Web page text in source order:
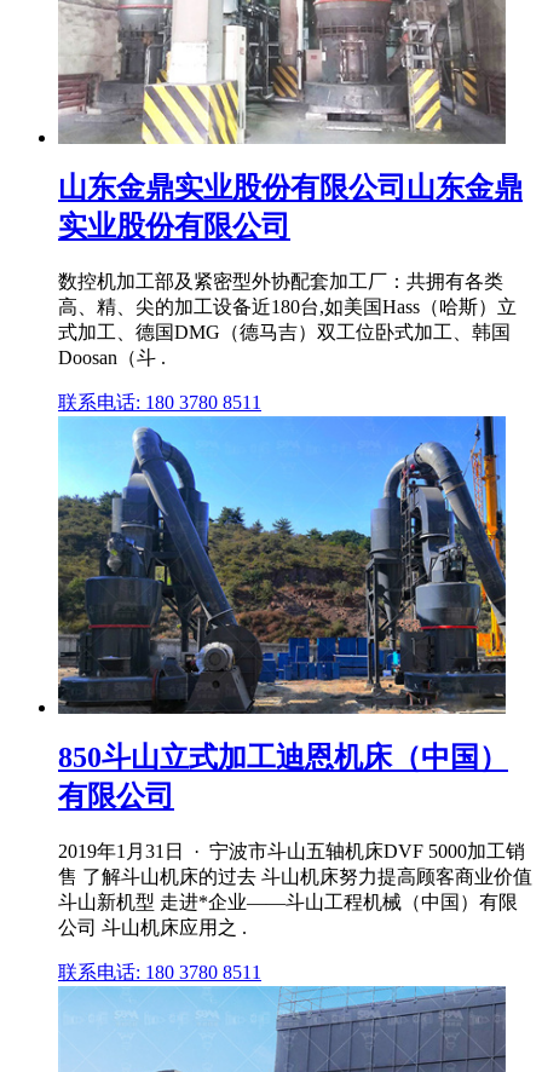
山东金鼎实业股份有限公司山东金鼎
实业股份有限公司
数控机加工部及紧密型外协配套加工厂：共拥有各类
高、精、尖的加工设备近180台,如美国Hass（哈斯）立
式加工、德国DMG（德马吉）双工位卧式加工、韩国
Doosan（斗 .
联系电话: 180 3780 8511
850斗山立式加工迪恩机床（中国）
有限公司
2019年1月31日 · 宁波市斗山五轴机床DVF 5000加工销
售 了解斗山机床的过去 斗山机床努力提高顾客商业价值
斗山新机型 走进*企业——斗山工程机械（中国）有限
公司 斗山机床应用之 .
联系电话: 180 3780 8511